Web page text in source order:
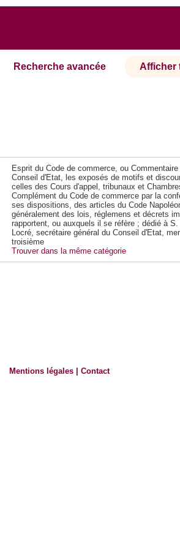
Recherche avancée Afficher
Esprit du Code de commerce, ou
Conseil d'Etat, les exposés de motifs et
celles des Cours d'appel, tribunaux et
Complément du Code de commerce par la
ses dispositions, des articles du Code
généralement des lois, réglemens et décrets
rapportent, ou auxquels il se réfère ; dédié à
Locré, secrétaire général du Conseil d'Etat,
troisième
Trouver dans la même catégorie
Mentions légales |Contact